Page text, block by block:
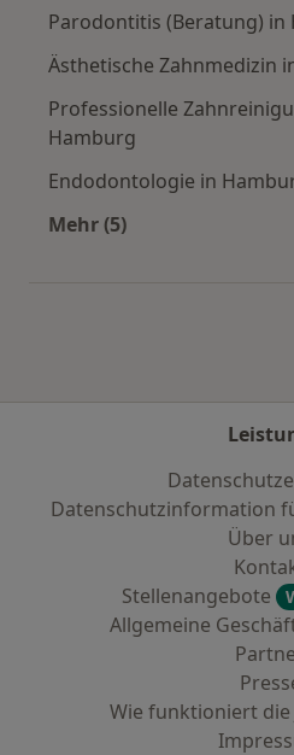
Parodontitis (Beratung) in
Ästhetische Zahnmedizin
Professionelle
Hamburg
Endodontologie in
Mehr (5)
Datenschutzinformation
Über
Stellenangebote
Allgemeine
Wie funktioniert die